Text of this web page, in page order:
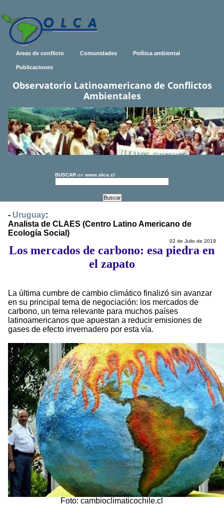
Areas de conflicto Comunidades Política ambiental
Publicaciones
Observatorio Latinoamericano de Conflictos
Ambientales
BUSCAR en www.olca.cl
- Uruguay:
Analista de CLAES (Centro Latino Americano de
Ecología Social)
02 de Julio de 2019
Los mercados de carbono: esa piedra en
el zapato
La última cumbre de cambio climático finalizó sin avanzar
en su principal tema de negociación: los mercados de
carbono, un tema relevante para muchos países
latinoamericanos que apuestan a reducir emisiones de
gases de efecto invernadero por esta vía.
Foto: cambioclimaticochile.cl